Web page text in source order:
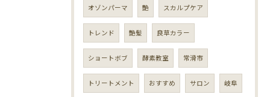
オゾンパーマ 艶 スカルプケア
トレンド 艶髪 良草カラー
ショートボブ 酵素教室 常滑市
トリートメント おすすめ サロン 岐阜